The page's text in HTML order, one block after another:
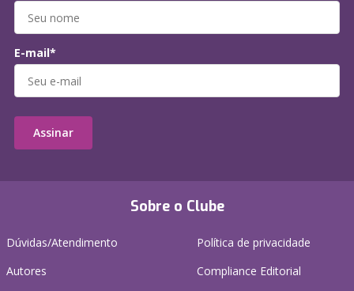
Sobre o Clube
Dúvidas/Atendimento
Autores
Política de privacidade
Compliance Editorial
E-mail*
Assinar